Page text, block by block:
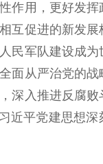
作用，更好发
互促进的新发展
民军队建设成为
面从严治党的
深入推进反腐
近平党建思想